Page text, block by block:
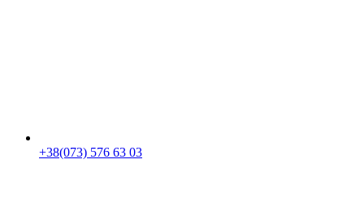
+38(073) 576 63 03